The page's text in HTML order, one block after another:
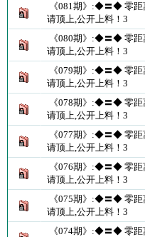
《081期》:◆〓◆ 零
请顶上,公开上料！3
《080期》:◆〓◆ 零
请顶上,公开上料！3
《079期》:◆〓◆ 零
请顶上,公开上料！3
《078期》:◆〓◆ 零
请顶上,公开上料！3
《077期》:◆〓◆ 零
请顶上,公开上料！3
《076期》:◆〓◆ 零
请顶上,公开上料！3
《075期》:◆〓◆ 零
请顶上,公开上料！3
《074期》:◆〓◆ 零